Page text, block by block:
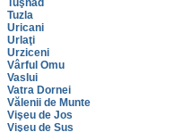
Tuşnad
Tuzla
Uricani
Urlaţi
Urziceni
Vârful Omu
Vaslui
Vatra Dornei
Vălenii de Munte
Vişeu de Jos
Vişeu de Sus